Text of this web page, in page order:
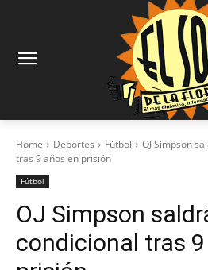
Home Deportes Fútbol
OJ Simpson
tras 9 años en prisión
Fútbol
OJ Simpson
condicional tras